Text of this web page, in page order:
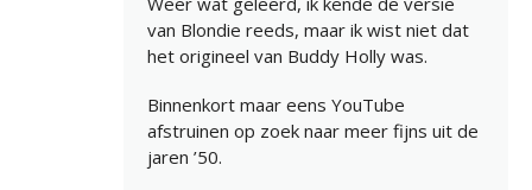
van Blondie reeds, maar ik wist niet dat
het origineel van Buddy Holly was.
Binnenkort maar eens YouTube
afstruinen op zoek naar meer fijns uit de
jaren ’50.